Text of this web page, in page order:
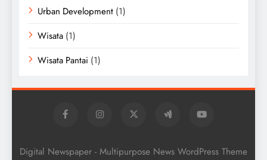
Urban Development (1)
Wisata (1)
Wisata Pantai (1)
Digital Newspaper - Multipurpose News WordPress Theme